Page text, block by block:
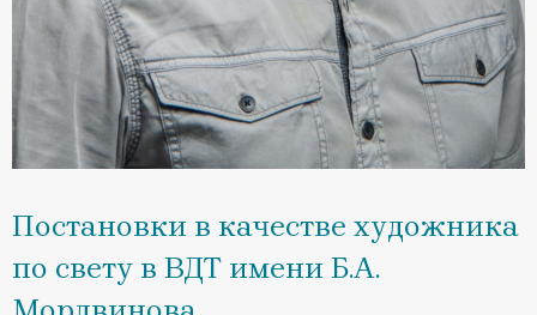
Постановки в качестве художника
по свету в ВДТ имени Б.А.